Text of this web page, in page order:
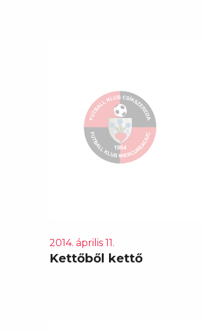
2014. április 11.
Kettőből kettő